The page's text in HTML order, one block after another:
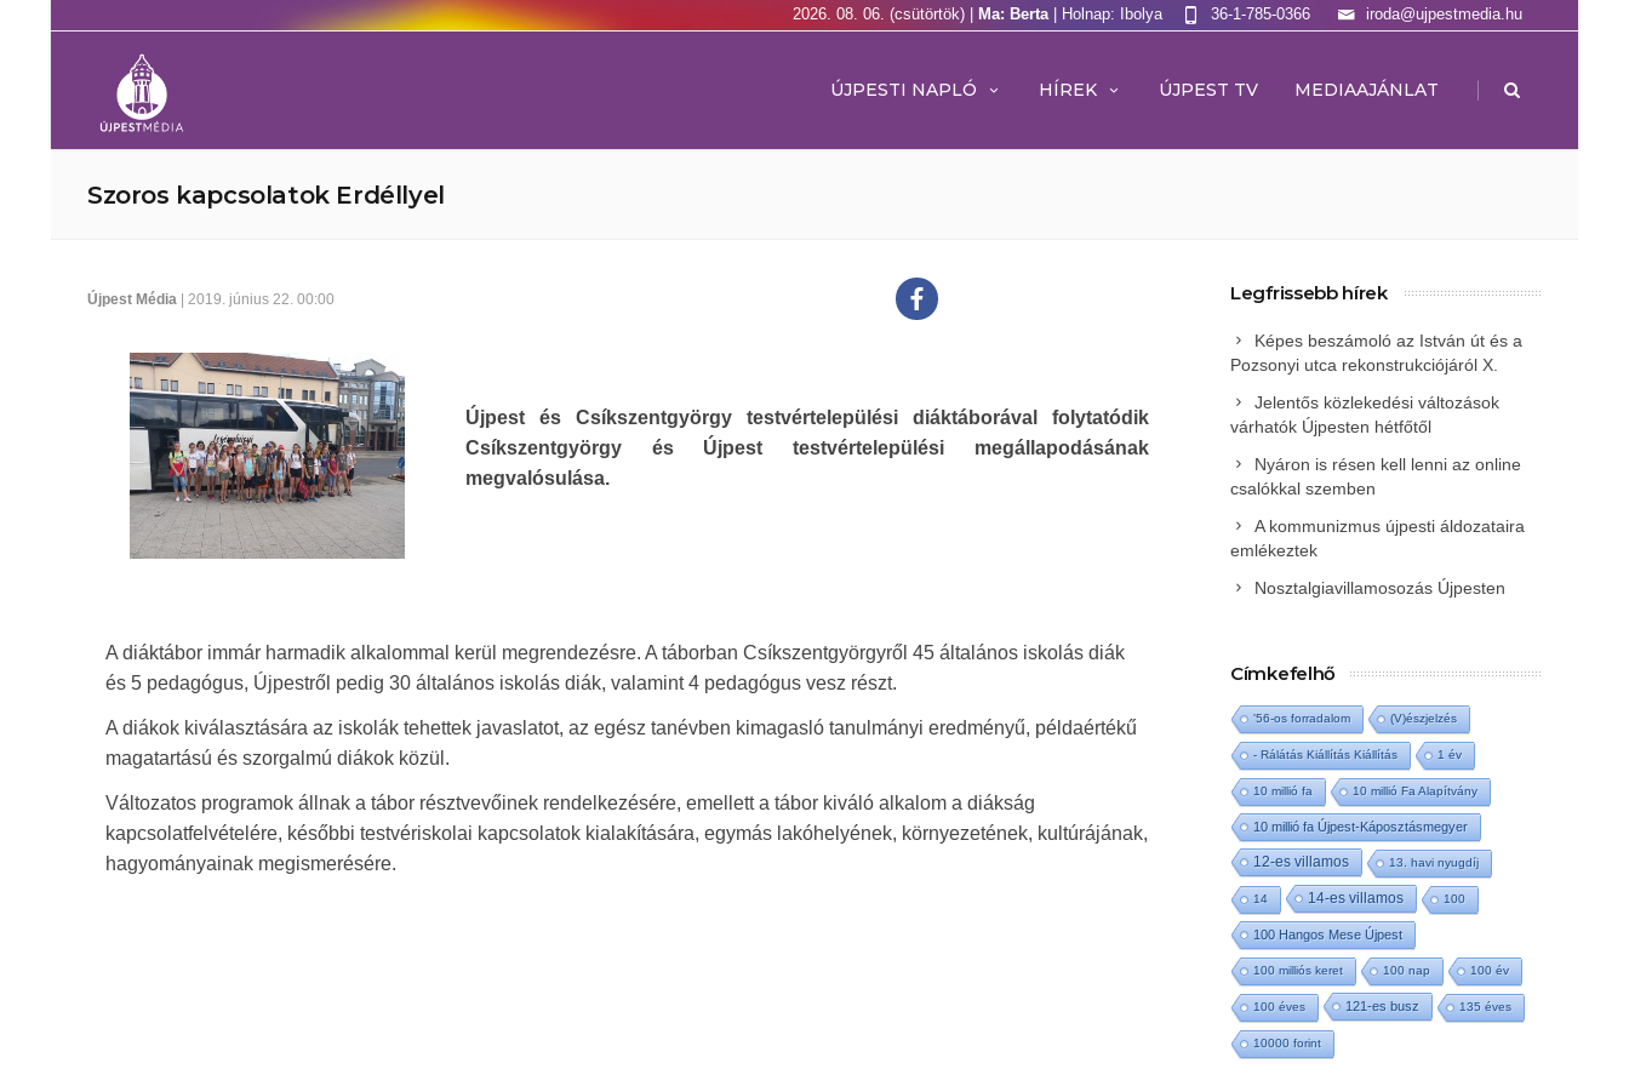
2026. 08. 06. (csütörtök) | Ma: Berta | Holnap: Ibolya iroda@ujpestmedia.hu
36-1-785-0366
ÚJPESTI NAPLÓ HÍREK ÚJPEST TV MEDIAAJÁNLAT |
Szoros kapcsolatok Erdéllyel
Újpest Média | 2019. június 22. 00:00
Újpest és Csíkszentgyörgy testvértelepülési diáktáborával folytatódik
Csíkszentgyörgy és Újpest testvértelepülési megállapodásának
megvalósulása.
A diáktábor immár harmadik alkalommal kerül megrendezésre. A táborban Csíkszentgyörgyről 45 általános iskolás diák
és 5 pedagógus, Újpestről pedig 30 általános iskolás diák, valamint 4 pedagógus vesz részt.
A diákok kiválasztására az iskolák tehettek javaslatot, az egész tanévben kimagasló tanulmányi eredményű, példaértékű
magatartású és szorgalmú diákok közül.
Változatos programok állnak a tábor résztvevőinek rendelkezésére, emellett a tábor kiváló alkalom a diákság
kapcsolatfelvételére, későbbi testvériskolai kapcsolatok kialakítására, egymás lakóhelyének, környezetének, kultúrájának,
hagyományainak megismerésére.
Legfrissebb hírek
Képes beszámoló az István út és a
Pozsonyi utca rekonstrukciójáról X.
Jelentős közlekedési változások
várhatók Újpesten hétfőtől
Nyáron is résen kell lenni az online
csalókkal szemben
A kommunizmus újpesti áldozataira
emlékeztek
Nosztalgiavillamosozás Újpesten
Címkefelhő
'56-os forradalom (V)észjelzés
- Rálátás Kiállítás Kiállítás 1 év
10 millió fa 10 millió Fa Alapítvány
10 millió fa Újpest-Káposztásmegyer
12-es villamos 13. havi nyugdíj
14 14-es villamos 100
100 Hangos Mese Újpest
100 milliós keret 100 nap 100 év
100 éves 121-es busz 135 éves
10000 forint